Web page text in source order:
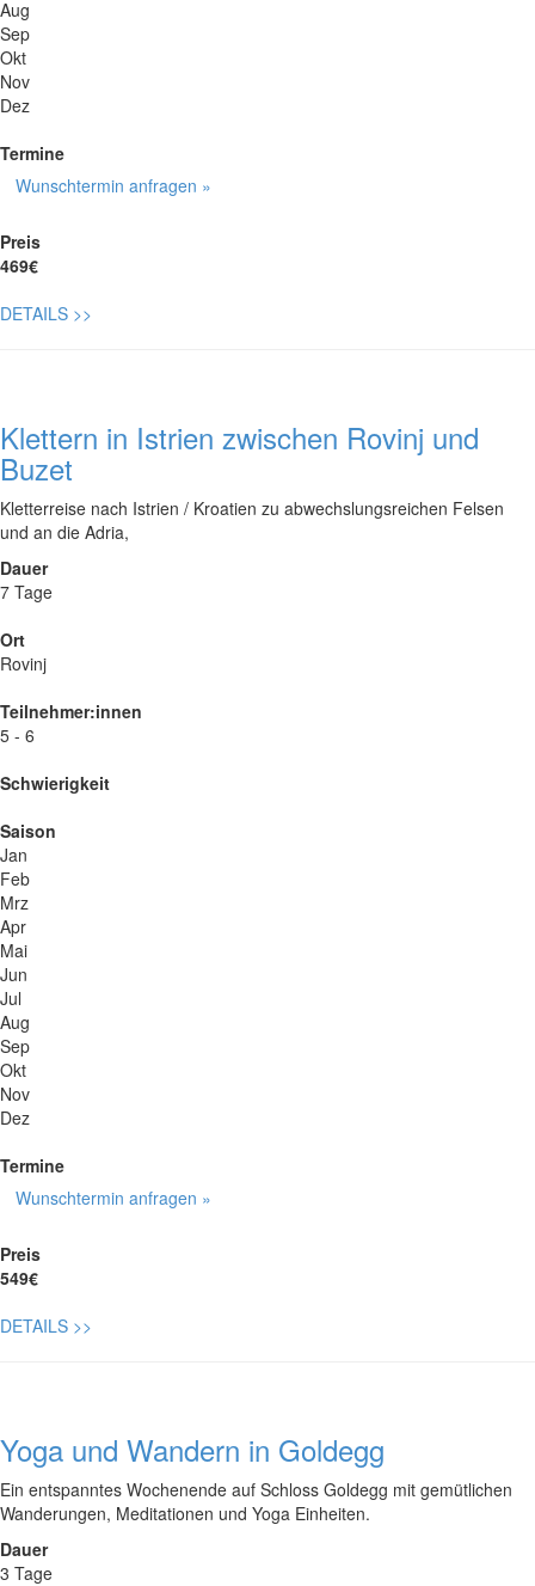
Aug
Sep
Okt
Nov
Dez
Termine
Wunschtermin anfragen »
Preis
469€
DETAILS >>
Klettern in Istrien zwischen Rovinj und
Buzet
Kletterreise nach Istrien / Kroatien zu abwechslungsreichen Felsen
und an die Adria,
Dauer
7 Tage
Ort
Rovinj
Teilnehmer:innen
5 - 6
Schwierigkeit
Saison
Jan
Feb
Mrz
Apr
Mai
Jun
Jul
Aug
Sep
Okt
Nov
Dez
Termine
Wunschtermin anfragen »
Preis
549€
DETAILS >>
Yoga und Wandern in Goldegg
Ein entspanntes Wochenende auf Schloss Goldegg mit gemütlichen
Wanderungen, Meditationen und Yoga Einheiten.
Dauer
3 Tage